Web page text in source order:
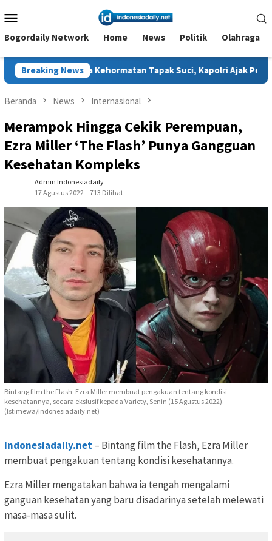
ke
kontenMobile
Bogordaily Network Home News Politik Olahraga
Breaking News
Kehormatan Tapak Suci, Kapolri Ajak Perkuat Sinergi Jaga
Beranda News Internasional
Merampok Hingga Cekik Perempuan,
Ezra Miller ‘The Flash’ Punya Gangguan
Kesehatan Kompleks
Admin Indonesiadaily
17 Agustus 2022
713 Dilihat
Bintang film the Flash, Ezra Miller membuat pengakuan tentang kondisi
kesehatannya, secara ekslusif kepada Variety, Senin (15 Agustus 2022).
(Istimewa/Indonesiadaily.net)
Indonesiadaily.net– Bintang film the Flash, Ezra Miller
membuat pengakuan tentang kondisi kesehatannya.
Ezra Miller mengatakan bahwa ia tengah mengalami
ganguan kesehatan yang baru disadarinya setelah melewati
masa-masa sulit.